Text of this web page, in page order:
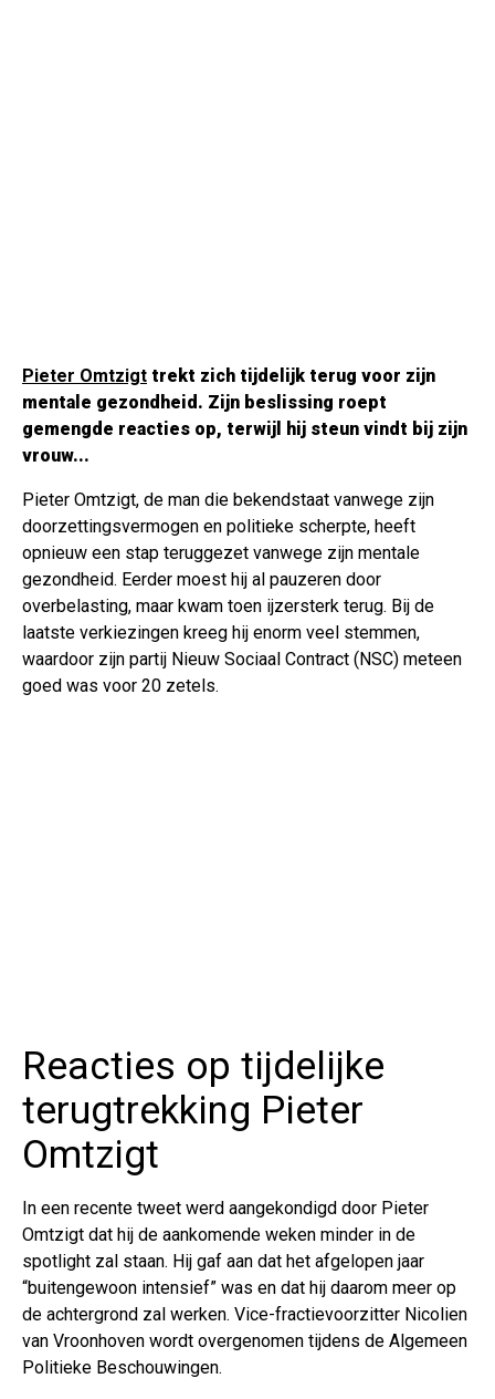
Pieter Omtzigt trekt zich tijdelijk terug voor zijn
mentale gezondheid. Zijn beslissing roept
gemengde reacties op, terwijl hij steun vindt bij zijn
vrouw...
Pieter Omtzigt, de man die bekendstaat vanwege zijn
doorzettingsvermogen en politieke scherpte, heeft
opnieuw een stap teruggezet vanwege zijn mentale
gezondheid. Eerder moest hij al pauzeren door
overbelasting, maar kwam toen ijzersterk terug. Bij de
laatste verkiezingen kreeg hij enorm veel stemmen,
waardoor zijn partij Nieuw Sociaal Contract (NSC) meteen
goed was voor 20 zetels.
Reacties op tijdelijke
terugtrekking Pieter
Omtzigt
In een recente tweet werd aangekondigd door Pieter
Omtzigt dat hij de aankomende weken minder in de
spotlight zal staan. Hij gaf aan dat het afgelopen jaar
“buitengewoon intensief” was en dat hij daarom meer op
de achtergrond zal werken. Vice-fractievoorzitter Nicolien
van Vroonhoven wordt overgenomen tijdens de Algemeen
Politieke Beschouwingen.